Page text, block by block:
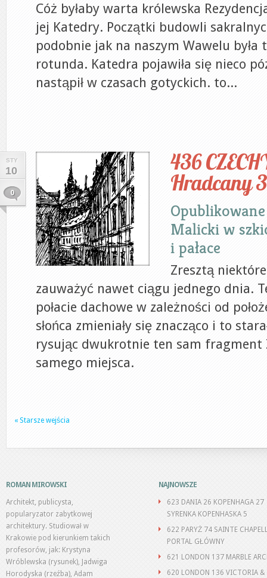
Cóż byłaby warta królewska
jej Katedry. Początki budowli
podobnie jak na naszym Wawelu była
rotunda. Katedra pojawiła się nieco
nastąpił w czasach gotyckich. to...
STY
10
0
436
Hradcany 3
Malicki w
i pałace
Zresztą
zauważyć nawet ciągu jednego dnia.
połacie dachowe w zależności od
słońca zmieniały się znacząco i to
rysując dwukrotnie ten sam fragment
samego miejsca.
« Starsze wejścia
ROMAN MIROWSKI
Architekt, publicysta,
popularyzator zabytkowej
architektury. Studiował w
Krakowie pod kierunkiem takich
profesorów, jak: Krystyna
Wróblewska (rysunek), Jadwiga
Horodyska (rzeźba), Adam
NAJNOWSZE
623 DANIA 26 KOPENHAGA 27
SYRENKA KOPENHASKA 5
622 PARYŻ 74 SAINTE
PORTAL GŁÓWNY
621 LONDON 137 MARBLE
620 LONDON 136 VICTORIA &